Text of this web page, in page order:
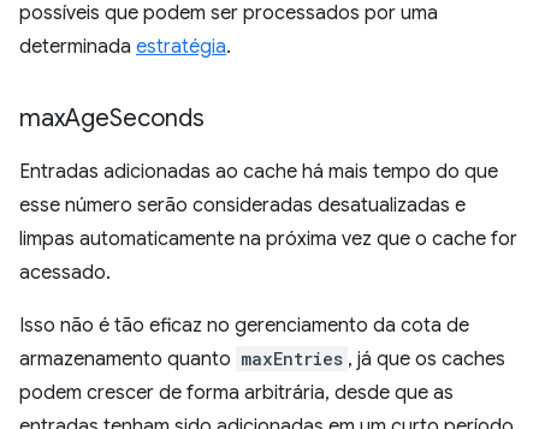
possíveis que podem ser processados por uma
determinada estratégia.
maxAgeSeconds
Entradas adicionadas ao cache há mais tempo do que
esse número serão consideradas desatualizadas e
limpas automaticamente na próxima vez que o cache for
acessado.
Isso não é tão eficaz no gerenciamento da cota de
armazenamento quanto maxEntries , já que os caches
podem crescer de forma arbitrária, desde que as